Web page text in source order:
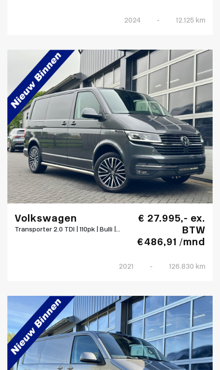
2024 - 12.125 km
Volkswagen
Transporter 2.0 TDI | 110pk | Bulli |...
€ 27.995,- ex.
BTW
€ 486,91 /mnd
2021 - 126.830 km